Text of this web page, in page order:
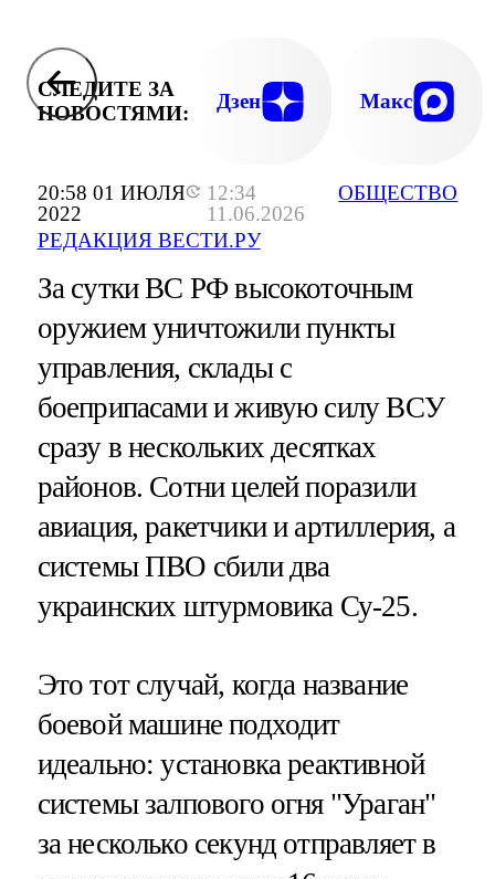
20:58 01 ИЮЛЯ
2022
12:34
11.06.2026
РЕДАКЦИЯ ВЕСТИ.РУ
ОБЩЕСТВО
СЛЕДИТЕ ЗА
НОВОСТЯМИ:
Дзен Макс
За сутки ВС РФ высокоточным
оружием уничтожили пункты
управления, склады с
боеприпасами и живую силу ВСУ
сразу в нескольких десятках
районов. Сотни целей поразили
авиация, ракетчики и артиллерия, а
системы ПВО сбили два
украинских штурмовика Су-25.
Это тот случай, когда название
боевой машине подходит
идеально: установка реактивной
системы залпового огня "Ураган"
за несколько секунд отправляет в